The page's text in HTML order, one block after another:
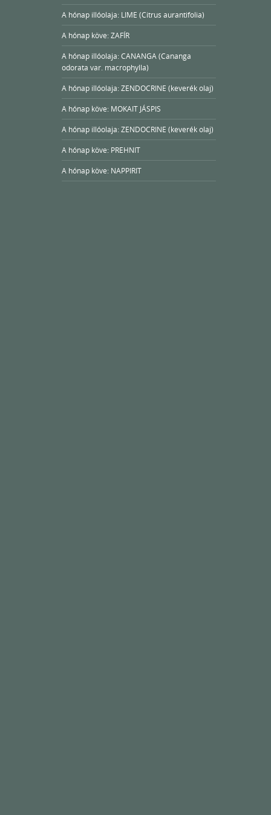
A hónap illóolaja: LIME (Citrus aurantifolia)
A hónap köve: ZAFÍR
A hónap illóolaja: CANANGA (Cananga
odorata var. macrophylla)
A hónap illóolaja: ZENDOCRINE (keverék olaj)
A hónap köve: MOKAIT JÁSPIS
A hónap illóolaja: ZENDOCRINE (keverék olaj)
A hónap köve: PREHNIT
A hónap köve: NAPPIRIT